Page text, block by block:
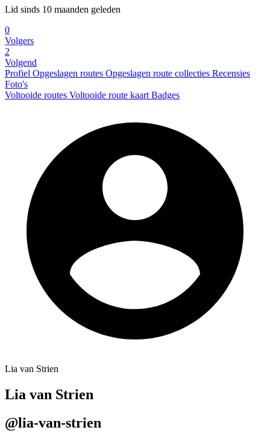
Lid sinds 10 maanden geleden
0
Volgers
2
Volgend
Profiel Opgeslagen routes Opgeslagen route collecties Recensies
Foto's
Voltooide routes Voltooide route kaartBadges
Lia van Strien
Lia van Strien
@lia-van-strien